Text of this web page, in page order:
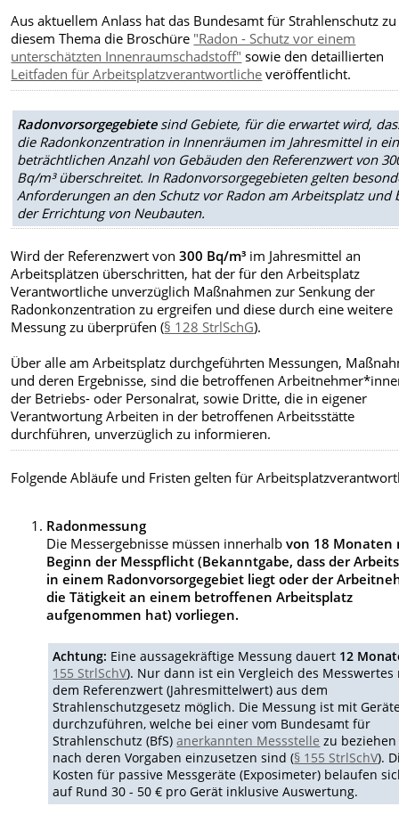
Aus aktuellem Anlass hat das Bundesamt für Strahlenschutz zu
diesem Thema die Broschüre "Radon - Schutz vor einem
unterschätzten Innenraumschadstoff" sowie den detaillierten
Leitfaden für Arbeitsplatzverantwortliche veröffentlicht.
Radonvorsorgegebietesind Gebiete, für die erwartet wird,
die Radonkonzentration in Innenräumen im Jahresmittel in
beträchtlichen Anzahl von Gebäuden den Referenzwert von
Bq/m³ überschreitet. In Radonvorsorgegebieten gelten
Anforderungen an den Schutz vor Radon am Arbeitsplatz und
der Errichtung von Neubauten.
Wird der Referenzwert von300 Bq/m³ im Jahresmittel an
Arbeitsplätzen überschritten, hat der für den Arbeitsplatz
Verantwortliche unverzüglich Maßnahmen zur Senkung der
Radonkonzentration zu ergreifen und diese durch eine weitere
Messung zu überprüfen (§ 128 StrlSchG).
Über alle am Arbeitsplatz durchgeführten Messungen,
und deren Ergebnisse, sind die betroffenen
der Betriebs- oder Personalrat, sowie Dritte, die in eigener
Verantwortung Arbeiten in der betroffenen Arbeitsstätte
durchführen, unverzüglich zu informieren.
Folgende Abläufe und Fristen gelten für
Radonmessung
Die Messergebnisse müssen innerhalbvon 18 Monaten
Beginn der Messpflicht (Bekanntgabe, dass der
in einem Radonvorsorgegebiet liegt oder der
die Tätigkeit an einem betroffenen Arbeitsplatz
aufgenommen hat) vorliegen.
Achtung: Eine aussagekräftige Messung dauert 12
155 StrlSchV). Nur dann ist ein Vergleich des Messwertes
dem Referenzwert (Jahresmittelwert) aus dem
Strahlenschutzgesetz möglich. Die Messung ist mit
durchzuführen, welche bei einer vom Bundesamt für
Strahlenschutz (BfS)anerkannten Messstelle zu
nach deren Vorgaben einzusetzen sind (§ 155 StrlSchV).
Kosten für passive Messgeräte (Exposimeter) belaufen
auf Rund 30 - 50 € pro Gerät inklusive Auswertung.